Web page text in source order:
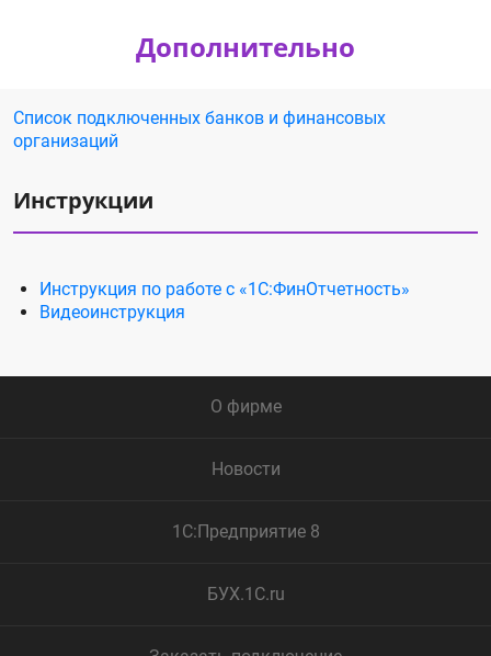
Дополнительно
Список подключенных банков и финансовых
организаций
Инструкции
Инструкция по работе с «1С:ФинОтчетность»
Видеоинструкция
О фирме
Новости
1С:Предприятие 8
БУХ.1С.ru